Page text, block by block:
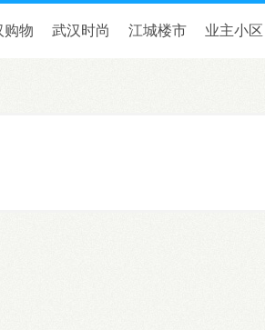
购物 武汉时尚 江城楼市 业主小区